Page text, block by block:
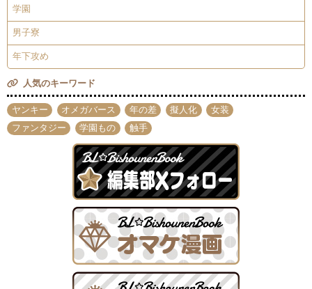
学園
男子寮
年下攻め
人気のキーワード
ヤンキー オメガバース 年の差 擬人化
女装
ファンタジー
学園もの 触手